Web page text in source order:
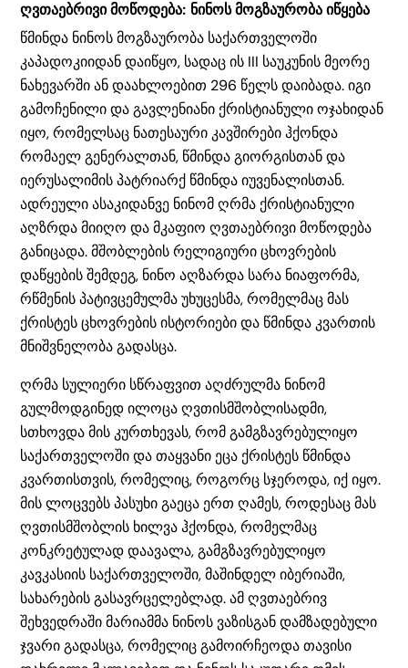
ღვთაებრივი მოწოდება: ნინოს მოგზაურობა იწყება
წმინდა ნინოს მოგზაურობა საქართველოში
კაპადოკიიდან დაიწყო, სადაც ის III საუკუნის მეორე
ნახევარში ან დაახლოებით 296 წელს დაიბადა. იგი
გამოჩენილი და გავლენიანი ქრისტიანული ოჯახიდან
იყო, რომელსაც ნათესაური კავშირები ჰქონდა
რომაელ გენერალთან, წმინდა გიორგისთან და
იერუსალიმის პატრიარქ წმინდა იუვენალისთან.
ადრეული ასაკიდანვე ნინომ ღრმა ქრისტიანული
აღზრდა მიიღო და მკაფიო ღვთაებრივი მოწოდება
განიცადა. მშობლების რელიგიური ცხოვრების
დაწყების შემდეგ, ნინო აღზარდა სარა ნიაფორმა,
რწმენის პატივცემულმა უხუცესმა, რომელმაც მას
ქრისტეს ცხოვრების ისტორიები და წმინდა კვართის
მნიშვნელობა გადასცა.
ღრმა სულიერი სწრაფვით აღძრულმა ნინომ
გულმოდგინედ ილოცა ღვთისმშობლისადმი,
სთხოვდა მის კურთხევას, რომ გამგზავრებულიყო
საქართველოში და თაყვანი ეცა ქრისტეს წმინდა
კვართისთვის, რომელიც, როგორც სჯეროდა, იქ იყო.
მის ლოცვებს პასუხი გაეცა ერთ ღამეს, როდესაც მას
ღვთისმშობლის ხილვა ჰქონდა, რომელმაც
კონკრეტულად დაავალა, გამგზავრებულიყო
კავკასიის საქართველოში, მაშინდელ იბერიაში,
სახარების გასავრცელებლად. ამ ღვთაებრივ
შეხვედრაში მარიამმა ნინოს ვაზისგან დამზადებული
ჯვარი გადასცა, რომელიც გამოირჩეოდა თავისი